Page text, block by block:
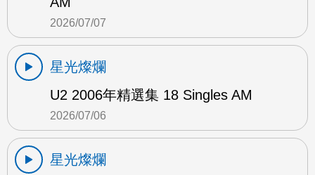
2026/07/07
星光燦爛
U2 2006年精選集 18 Singles AM
2026/07/06
星光燦爛